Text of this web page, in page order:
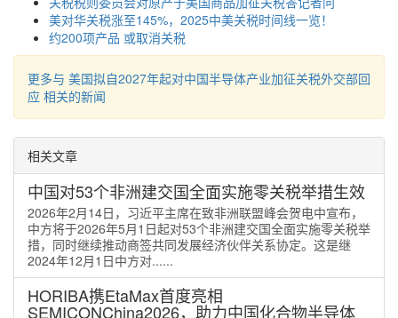
美对华关税涨至145%，2025中美关税时间线一览！
约200项产品 或取消关税
更多与 美国拟自2027年起对中国半导体产业加征关税外交部回
应 相关的新闻
相关文章
中国对53个非洲建交国全面实施零关税举措生效
2026年2月14日，习近平主席在致非洲联盟峰会贺电中宣布，
中方将于2026年5月1日起对53个非洲建交国全面实施零关税举
措，同时继续推动商签共同发展经济伙伴关系协定。这是继
2024年12月1日中方对......
HORIBA携EtaMax首度亮相
SEMICONChina2026，助力中国化合物半导体